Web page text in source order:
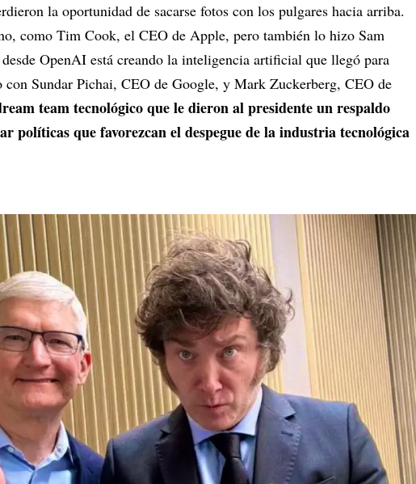
la oportunidad de sacarse fotos con los pulgares hacia arriba.
como Tim Cook, el CEO de Apple, pero también lo hizo Sam
OpenAI está creando la inteligencia artificial que llegó para
con Sundar Pichai, CEO de Google, y Mark Zuckerberg, CEO de
team tecnológico que le dieron al presidente un respaldo
políticas que favorezcan el despegue de la industria tecnológica